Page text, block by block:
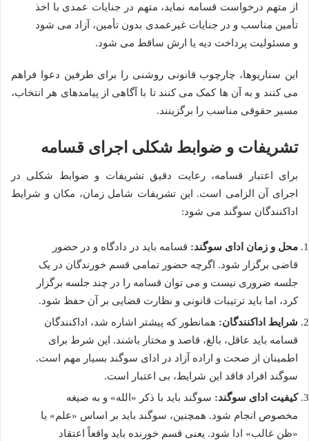
از متهم درخواست قسامه نماید، متهم در جنایات عمدی با اخذ
تأمین مناسب و در جنایات غیرعمدی بدون تأمین، آزاد می شود
و مسئولیت پرداخت دیه یا ارش ساقط می شود.
این سناریوها، چارچوب قانونی روشنی را برای طرفین دعوا فراهم
می کنند و به آن ها کمک می کنند تا با آگاهی از پیامدهای هر انتخاب،
مسیر حقوقی مناسب را برگزینند.
تشریفات و ضوابط شکلی اجرای قسامه
برای اعتبار قسامه، رعایت دقیق تشریفات و ضوابط شکلی در
اجرای آن الزامی است. این تشریفات شامل زمان، مکان و شرایط
اداکنندگان سوگند می شود:
محل و زمان ادای سوگند: قسامه باید در دادگاه و در حضور
قاضی برگزار شود. اگرچه حضور تمامی قسم خورندگان در یک
جلسه ضروری نیست و می توان قسامه را در چند جلسه برگزار
کرد، اما باید ترتیبات قانونی و نظارت قضایی بر آن حفظ شود.
شرایط اداکنندگان: همانطور که پیشتر اشاره شد، اداکنندگان
قسامه باید عاقل، بالغ، قاصد و مختار باشند. این شرط برای
اطمینان از صحت و اراده آزاد در ادای سوگند بسیار مهم است.
سوگند افراد فاقد این شرایط، بی اعتبار است.
کیفیت ادای سوگند: سوگند باید با ذکر «الله» و به صیغه
مخصوص انجام شود. همچنین، سوگند باید بر اساس «علم» یا
«ظن غالب» ادا شود. یعنی قسم خورنده باید واقعاً اعتقاد